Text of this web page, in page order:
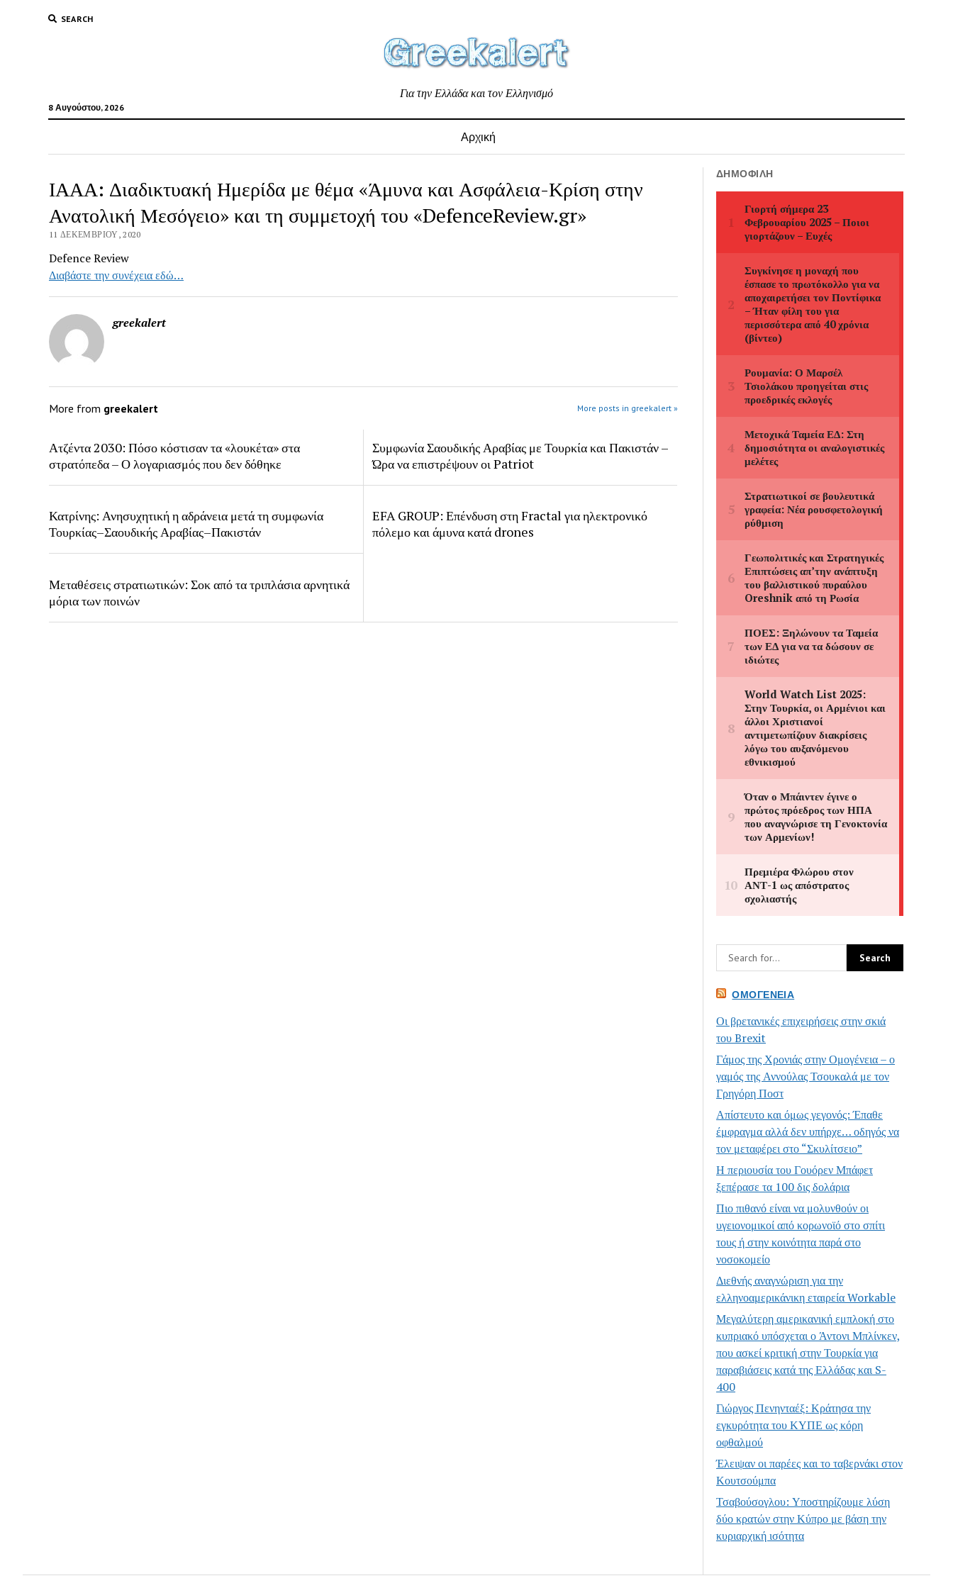
SEARCH
8 Αυγούστου, 2026
Για την Ελλάδα και τον Ελληνισμό
Αρχική
ΙΑΑΑ: Διαδικτυακή Ημερίδα με θέμα «Άμυνα και Ασφάλεια-Κρίση στην
Ανατολική Μεσόγειο» και τη συμμετοχή του «DefenceReview.gr»
11 ΔΕΚΕΜΒΡΊΟΥ, 2020
Defence Review
Διαβάστε την συνέχεια εδώ…
greekalert
More from greekalert More posts in greekalert »
Ατζέντα 2030: Πόσο κόστισαν τα «λουκέτα» στα
στρατόπεδα – Ο λογαριασμός που δεν δόθηκε
Συμφωνία Σαουδικής Αραβίας με Τουρκία και Πακιστάν –
Ώρα να επιστρέψουν οι Patriot
Κατρίνης: Ανησυχητική η αδράνεια μετά τη συμφωνία
Τουρκίας–Σαουδικής Αραβίας–Πακιστάν
EFA GROUP: Επένδυση στη Fractal για ηλεκτρονικό
πόλεμο και άμυνα κατά drones
Μεταθέσεις στρατιωτικών: Σοκ από τα τριπλάσια αρνητικά
μόρια των ποινών
ΔΗΜΟΦΙΛΉ
ΟΜΟΓΈΝΕΙΑ
Οι βρετανικές επιχειρήσεις στην σκιά
του Brexit
Γάμος της Χρονιάς στην Ομογένεια – ο
γαμός της Αννούλας Τσουκαλά με τον
Γρηγόρη Ποστ
Απίστευτο και όμως γεγονός: Έπαθε
έμφραγμα αλλά δεν υπήρχε… οδηγός να
τον μεταφέρει στο “Σκυλίτσειο”
Η περιουσία του Γουόρεν Μπάφετ
ξεπέρασε τα 100 δις δολάρια
Πιο πιθανό είναι να μολυνθούν οι
υγειονομικοί από κορωνοϊό στο σπίτι
τους ή στην κοινότητα παρά στο
νοσοκομείο
Διεθνής αναγνώριση για την
ελληνοαμερικάνικη εταιρεία Workable
Μεγαλύτερη αμερικανική εμπλοκή στο
κυπριακό υπόσχεται ο Άντονι Μπλίνκεν,
που ασκεί κριτική στην Τουρκία για
παραβιάσεις κατά της Ελλάδας και S-
400
Γιώργος Πενηνταέξ: Κράτησα την
εγκυρότητα του ΚΥΠΕ ως κόρη
οφθαλμού
Έλειψαν οι παρέες και το ταβερνάκι στον
Κουτσούμπα
Τσαβούσογλου: Υποστηρίζουμε λύση
δύο κρατών στην Κύπρο με βάση την
κυριαρχική ισότητα